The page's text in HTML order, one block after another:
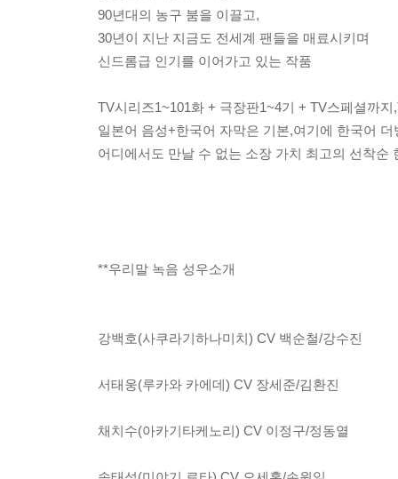
90년대의 농구 붐을 이끌고,
30년이 지난 지금도 전세계 팬들을 매료시키며
신드롬급 인기를 이어가고 있는 작품
TV시리즈1~101화 + 극장판1~4기 + TV스페셜까
일본어 음성+한국어 자막은 기본,여기에 한국어
어디에서도 만날 수 없는 소장 가치 최고의 선착순
**우리말 녹음 성우소개
강백호(사쿠라기하나미치) CV 백순철/강수진
서태웅(루카와 카에데) CV 장세준/김환진
채치수(아카기타케노리) CV 이정구/정동열